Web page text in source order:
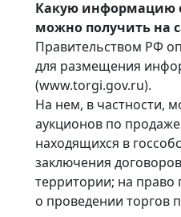
Какую информацию
можно получить на
Правительством РФ
для размещения
(www.torgi.gov.ru).
На нем, в частности,
аукционов по
находящихся в
заключения
территории; на право
о проведении торгов